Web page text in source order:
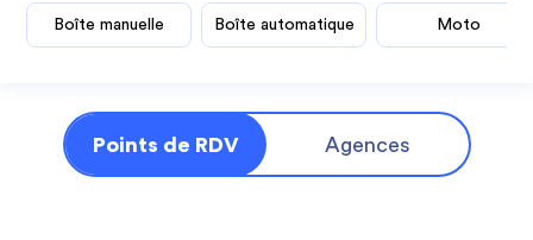
Boîte manuelle Boîte automatique Moto
Points de RDV Agences